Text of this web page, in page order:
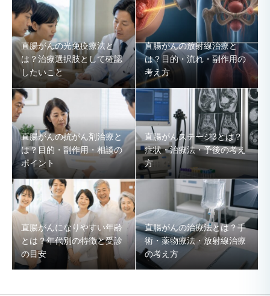
直腸がんの光免疫療法と
は？治療選択肢として確認
したいこと
直腸がんの放射線治療と
は？目的・流れ・副作用の
考え方
直腸がんの抗がん剤治療と
は？目的・副作用・相談の
ポイント
直腸がんステージ3とは？
症状・治療法・予後の考え
方
直腸がんになりやすい年齢
とは？年代別の特徴と受診
の目安
直腸がんの治療法とは？手
術・薬物療法・放射線治療
の考え方